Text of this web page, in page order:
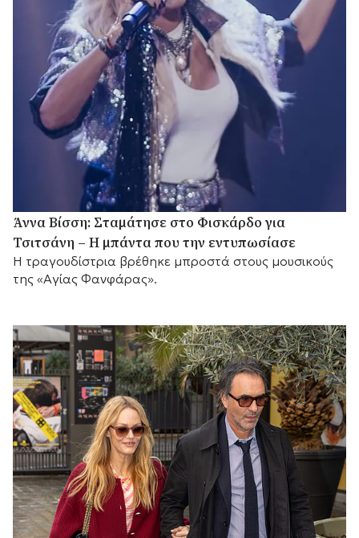
Άννα Βίσση: Σταμάτησε στο Φισκάρδο για
Τσιτσάνη – Η μπάντα που την εντυπωσίασε
Η τραγουδίστρια βρέθηκε μπροστά στους μουσικούς
της «Αγίας Φανφάρας».